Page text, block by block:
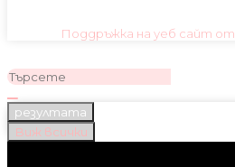
Поддръжка на уеб сайт от
резултата
Виж всички